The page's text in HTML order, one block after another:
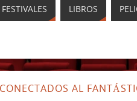
FESTIVALES LIBROS
AL